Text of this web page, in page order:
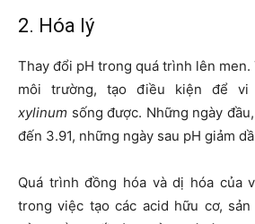
2. Hóa lý
Thay đổi pH trong quá trình lên men.
môi trường, tạo điều kiện để vi
xylinum sống được. Những ngày
đến 3.91, những ngày sau pH giảm
Quá trình đồng hóa và dị hóa của
trong việc tạo các acid hữu cơ,